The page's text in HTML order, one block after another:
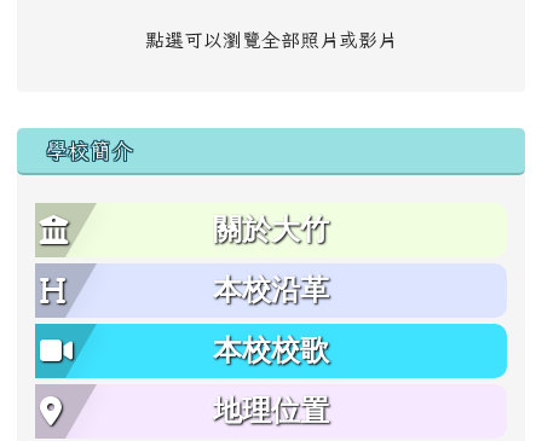
點選可以瀏覽全部照片或影片
學校簡介
關於大竹
本校沿革
本校校歌
地理位置